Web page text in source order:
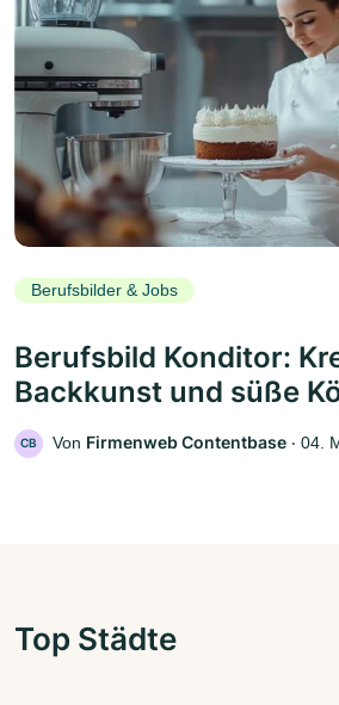
Berufsbilder & Jobs
Berufsbild Konditor:
Backkunst und süße
CB Von Firmenweb Contentbase ‧ 04.
Top Städte